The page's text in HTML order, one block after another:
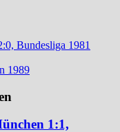
Bundesliga 1981
1989
1:1,